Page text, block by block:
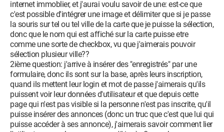
internet immoblier, et j'aurai voulu savoir de une: est-ce que
c'est possible d'intégrer une image et délimiter que si je passe
la souris sur tel ou tel ville de la carte que je puisse la sélection,
donc que le nom qui est affiché sur la carte puisse etre
comme une sorte de checkbox, vu que j'aimerais pouvoir
sélection plusieur ville??
2ième question: j'arrive à insérer des "enregistrés" par une
formulaire, donc ils sont sur la base, après leurs inscription,
quand ils mettent leur login et mot de passe j'aimerais qu'ils
puissent voir leur données d'utilisateur et que depuis cette
page qui n'est pas visible si la personne n'est pas inscrite, qu'il
puisse insérer des annonces (donc un truc que c'est que lui qui
puisse accéder à ses annonce), j'aimerais savoir comment lier